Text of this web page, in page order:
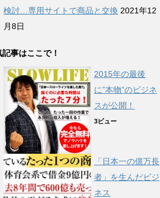
検討…専用サイトで商品と交換 2021年12
月8日
記事はここで！
2015年の最後
に”本物”のビジネ
スが公開！
3ビュー
「日本一の億万長
者」を生んだビジ
ネス